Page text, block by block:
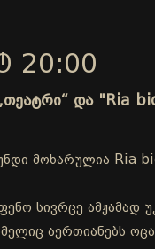
20:00
და "Ria
მოხარულია Ria
სივრცე ამჟამად
აერთიანებს